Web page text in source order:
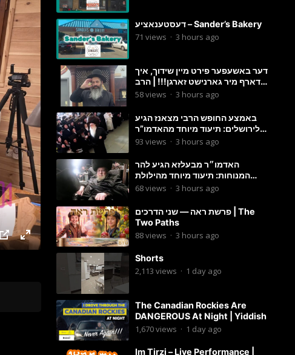
דעסטענאציע – Sander’s Bakery
71 views · 3 hours ago
דער באשעפער פירט מיין שידוך, איך
דארף מיר גארנישט זארגן!!! | הרב
מענדל ווייס
58views · 3 hours ago
באמצע החופש הרבי מצאנז הגיע
לירושלים: תיעוד מיוחד מהאדמו”ר
בריקוד המצווה טאנץ בשמחת בית
93 views · 3 hours ago
האדמו״ר מבעלזא הגיע להר
המנוחות: תיעוד מיוחד מהילולת
הרה״ק רבי אהרון מבעלזא זי״ע
68views · 3 hours ago
פרשת ראה — שני הדרכים | The
Two Paths
88views · 3 hours ago
Shorts
2,113 views · 1 day ago
The Canadian Rockies Are
DANGEROUS At Night | Yiddish
1,670views · 1 day ago
Im Tirzi – Live Performance |